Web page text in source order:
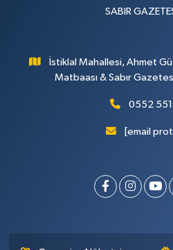
SABIR
İstiklal Mahallesi, Ahmet
Matbaası & Sabır
0552
[email